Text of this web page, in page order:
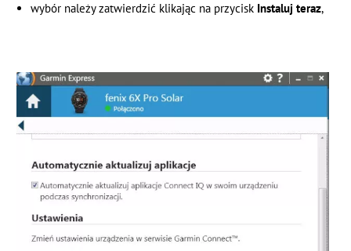
wybór należy zatwierdzić klikając na przycisk Instaluj teraz,